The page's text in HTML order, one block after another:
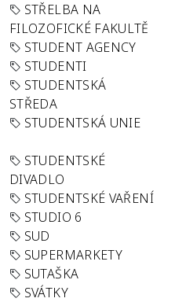
STŘELBA NA
FILOZOFICKÉ FAKULTĚ
STUDENT AGENCY
STUDENTI
STUDENTSKÁ
STŘEDA
STUDENTSKÁ UNIE
STUDENTSKÉ
DIVADLO
STUDENTSKÉ VAŘENÍ
STUDIO 6
SUD
SUPERMARKETY
SUTAŠKA
SVÁTKY